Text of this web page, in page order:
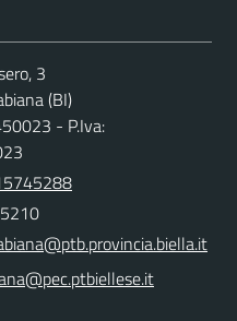
3
(BI)
- P.Iva: